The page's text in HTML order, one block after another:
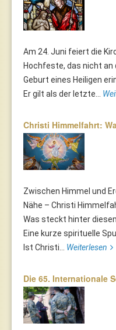
Am 24. Juni feiert die
Hochfeste, das nicht an
Geburt eines Heiligen
Er gilt als der letzte...
Christi Himmelfahrt:
Zwischen Himmel und
Nähe – Christi
Was steckt hinter
Eine kurze spirituelle
Ist Christi... Weiterlesen
Die 65. Internationale